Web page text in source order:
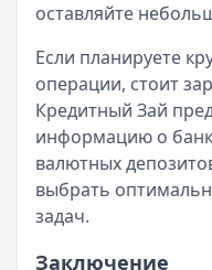
оставляйте
Если планируете
операции, стоит
Кредитный Зай
информацию о
валютных
выбрать
задач.
Заключение